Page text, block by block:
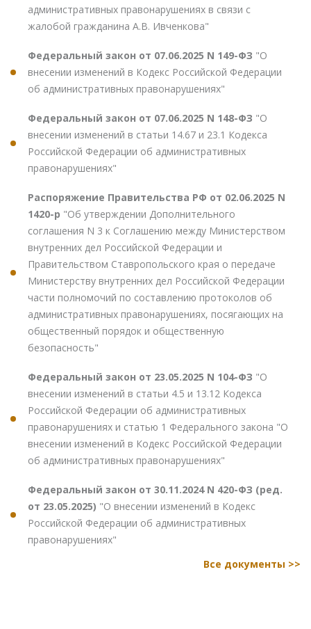
административных правонарушениях в связи с
жалобой гражданина А.В. Ивченкова"
Федеральный закон от 07.06.2025 N 149-ФЗ "О
внесении изменений в Кодекс Российской Федерации
об административных правонарушениях"
Федеральный закон от 07.06.2025 N 148-ФЗ "О
внесении изменений в статьи 14.67 и 23.1 Кодекса
Российской Федерации об административных
правонарушениях"
Распоряжение Правительства РФ от 02.06.2025 N
1420-р "Об утверждении Дополнительного
соглашения N 3 к Соглашению между Министерством
внутренних дел Российской Федерации и
Правительством Ставропольского края о передаче
Министерству внутренних дел Российской Федерации
части полномочий по составлению протоколов об
административных правонарушениях, посягающих на
общественный порядок и общественную
безопасность"
Федеральный закон от 23.05.2025 N 104-ФЗ "О
внесении изменений в статьи 4.5 и 13.12 Кодекса
Российской Федерации об административных
правонарушениях и статью 1 Федерального закона "О
внесении изменений в Кодекс Российской Федерации
об административных правонарушениях"
Федеральный закон от 30.11.2024 N 420-ФЗ (ред.
от 23.05.2025) "О внесении изменений в Кодекс
Российской Федерации об административных
правонарушениях"
Все документы >>